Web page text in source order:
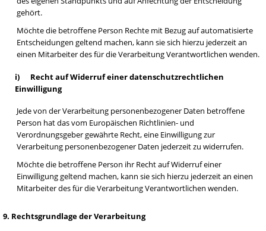
gehört.
Möchte die betroffene Person Rechte mit Bezug auf automatisierte
Entscheidungen geltend machen, kann sie sich hierzu jederzeit an
einen Mitarbeiter des für die Verarbeitung Verantwortlichen wenden.
i) Recht auf Widerruf einer datenschutzrechtlichen
Einwilligung
Jede von der Verarbeitung personenbezogener Daten betroffene
Person hat das vom Europäischen Richtlinien- und
Verordnungsgeber gewährte Recht, eine Einwilligung zur
Verarbeitung personenbezogener Daten jederzeit zu widerrufen.
Möchte die betroffene Person ihr Recht auf Widerruf einer
Einwilligung geltend machen, kann sie sich hierzu jederzeit an einen
Mitarbeiter des für die Verarbeitung Verantwortlichen wenden.
9. Rechtsgrundlage der Verarbeitung